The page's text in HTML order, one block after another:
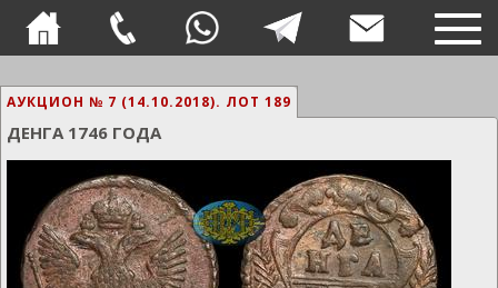
АУКЦИОН № 7 (14.10.2018). ЛОТ 189
ДЕНГА 1746 ГОДА